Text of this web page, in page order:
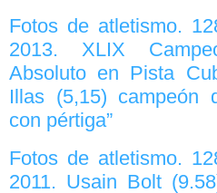
Fotos de atletismo.
2013. XLIX
Absoluto en Pista
Illas (5,15) campeón
con pértiga”
Fotos de atletismo.
2011. Usain Bolt